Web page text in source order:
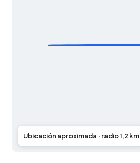
Ubicación aproximada · radio 1,2 km